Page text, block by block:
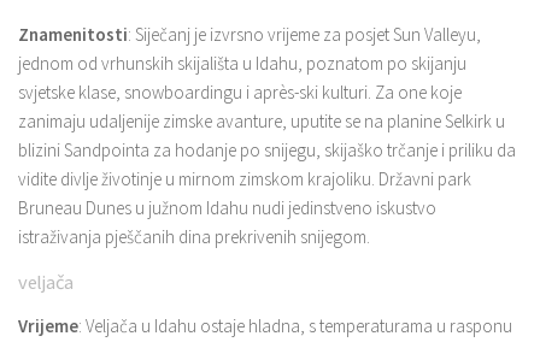
Znamenitosti: Siječanj je izvrsno vrijeme za posjet Sun Valleyu,
jednom od vrhunskih skijališta u Idahu, poznatom po skijanju
svjetske klase, snowboardingu i après-ski kulturi. Za one koje
zanimaju udaljenije zimske avanture, uputite se na planine Selkirk u
blizini Sandpointa za hodanje po snijegu, skijaško trčanje i priliku da
vidite divlje životinje u mirnom zimskom krajoliku. Državni park
Bruneau Dunes u južnom Idahu nudi jedinstveno iskustvo
istraživanja pješčanih dina prekrivenih snijegom.
veljača
Vrijeme: Veljača u Idahu ostaje hladna, s temperaturama u rasponu